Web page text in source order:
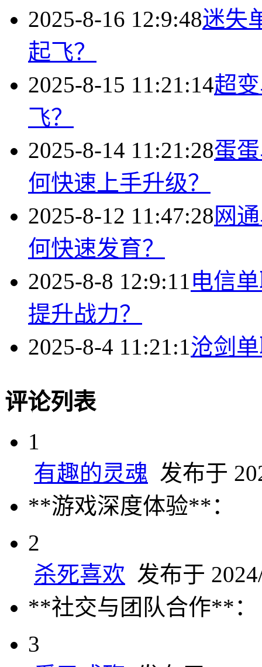
2025-8-16 12:9:48迷失
起飞？
2025-8-15 11:21:14超
飞？
2025-8-14 11:21:28蛋
何快速上手升级？
2025-8-12 11:47:28网
何快速发育？
2025-8-8 12:9:11 电信
提升战力？
2025-8-4 11:21:1沧剑
评论列表
1
有趣的灵魂 发布于
**游戏深度体验**：
2
杀死喜欢 发布于
**社交与团队合作**：
3